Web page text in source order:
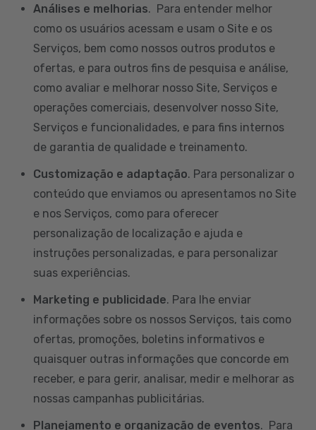
Análises e melhorias. Para entender melhor
como os usuários acessam e usam o Site e os
Serviços, bem como nossos outros produtos e
ofertas, e para outros fins de pesquisa e análise,
como avaliar e melhorar nosso Site, Serviços e
operações comerciais, desenvolver nosso Site,
Serviços e funcionalidades, e para fins internos
de garantia de qualidade e treinamento.
Customização e adaptação. Para personalizar o
conteúdo que enviamos ou apresentamos no Site
e nos Serviços, como para oferecer
personalização de localização e ajuda e
instruções personalizadas, e para personalizar
suas experiências.
Marketing e publicidade. Para lhe enviar
informações sobre os nossos Serviços, tais como
ofertas, promoções, boletins informativos e
quaisquer outras informações que concorde em
receber, e para gerir, analisar, medir e melhorar as
nossas campanhas publicitárias.
Planejamento e organização de eventos. Para